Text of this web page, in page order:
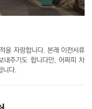
을 자랑합니다. 본래 이전서류
내주기도 합니다만, 어짜피 차
니다.